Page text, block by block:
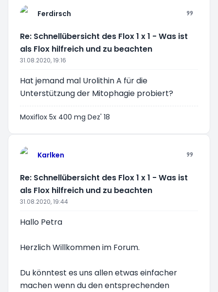
Ferdirsch
Re: Schnellübersicht des Flox 1 x 1 - Was ist
als Flox hilfreich und zu beachten
31.08.2020, 19:16
Hat jemand mal Urolithin A für die
Unterstützung der Mitophagie probiert?
Moxiflox 5x 400 mg Dez' 18
Karlken
Re: Schnellübersicht des Flox 1 x 1 - Was ist
als Flox hilfreich und zu beachten
31.08.2020, 19:44
Hallo Petra
Herzlich Willkommen im Forum.
Du könntest es uns allen etwas einfacher
machen wenn du den entsprechenden